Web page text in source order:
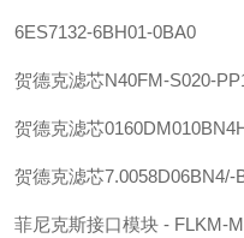
6ES7132-6BH01-0BA0
贺德克滤芯N40FM-S020-
贺德克滤芯
贺德克滤芯7.0058D06BN4/-
菲尼克斯接口模块 - FLKM-